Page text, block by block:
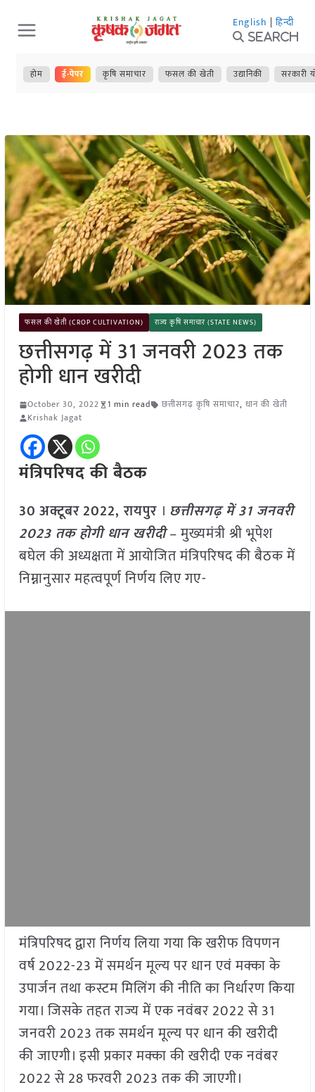
Skip
to
content
English | हिन्दी
Search
होम ई-पेपर कृषि समाचार फसल की खेती उद्यानिकी सरकारी
फसल की खेती (CROP CULTIVATION) राज्य कृषि समाचार (STATE NEWS)
छत्तीसगढ़ में 31 जनवरी 2023 तक
होगी धान खरीदी
October 30, 2022 1 min read छत्तीसगढ़ कृषि समाचार, धान की खेती
Krishak Jagat
मंत्रिपरिषद की बैठक
30 अक्टूबर2022, रायपुर । छत्तीसगढ़ में 31 जनवरी
2023 तक होगी धान खरीदी– मुख्यमंत्री श्री भूपेश
बघेल की अध्यक्षता में आयोजित मंत्रिपरिषद की बैठक में
निम्नानुसार महत्वपूर्ण निर्णय लिए गए-
मंत्रिपरिषद द्वारा निर्णय लिया गया कि खरीफ विपणन
वर्ष 2022-23 में समर्थन मूल्य पर धान एवं मक्का के
उपार्जन तथा कस्टम मिलिंग की नीति का निर्धारण किया
गया। जिसके तहत राज्य में एक नवंबर 2022 से 31
जनवरी 2023 तक समर्थन मूल्य पर धान की खरीदी
की जाएगी। इसी प्रकार मक्का की खरीदी एक नवंबर
2022 से 28 फरवरी 2023 तक की जाएगी।